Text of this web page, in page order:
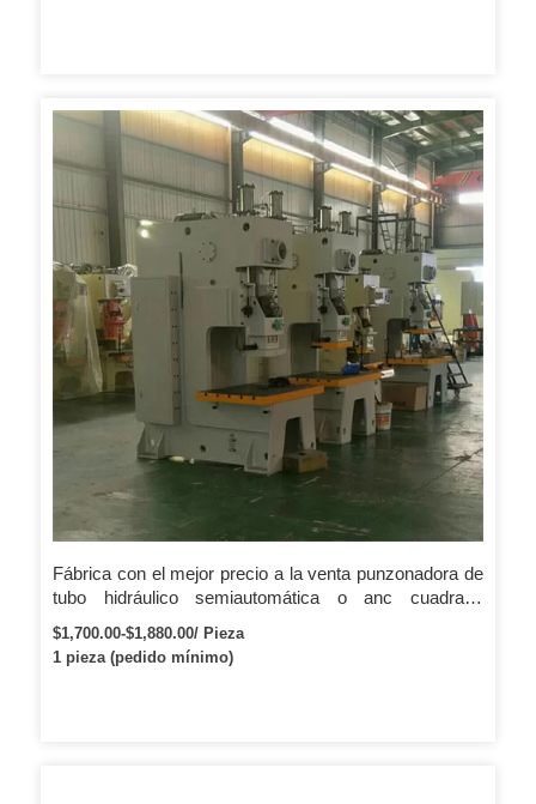
Fábrica con el mejor precio a la venta punzonadora de
tubo hidráulico semiautomática o anc cuadrada
redonda
$1,700.00-$1,880.00/ Pieza
1 pieza (pedido mínimo)